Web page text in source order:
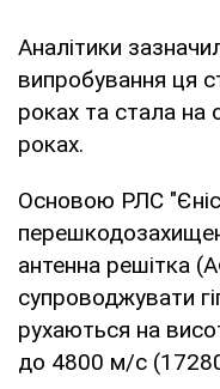
Аналітики
випробування ця
роках та стала
роках.
Основою РЛС
антенна решітка
супроводжувати
рухаються на
до 4800 м/с